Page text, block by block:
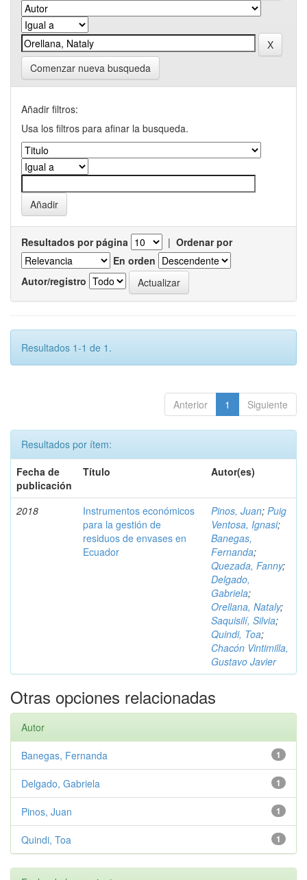
Comenzar nueva busqueda
Añadir filtros:
Usa los filtros para afinar la busqueda.
Resultados por página | Ordenar por
En orden
Autor/registro
Resultados 1-1 de 1.
Anterior 1 Siguiente
Resultados por ítem:
Fecha de
publicación
Título Autor(es)
2018
Instrumentos económicos
para la gestión de
residuos de envases en
Ecuador
Pinos, Juan; Puig
Ventosa, Ignasi;
Banegas,
Fernanda;
Quezada, Fanny;
Delgado,
Gabriela;
Orellana, Nataly;
Saquisilí, Silvia;
Quindi, Toa;
Chacón Vintimilla,
Gustavo Javier
Otras opciones relacionadas
Autor
1
Banegas, Fernanda
1
Delgado, Gabriela
1
Pinos, Juan
1
Quindi, Toa